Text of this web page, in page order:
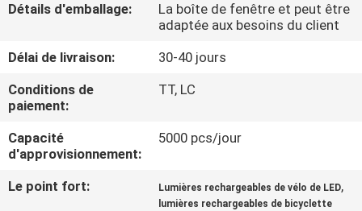
VISITE
DE
L'USINE
CONTRÔLE
DE
LA
Détails d'emballage:
La boîte de fenêtre et peut être
adaptée aux besoins du client
Délai de livraison:
30-40 jours
Conditions de
paiement:
TT, LC
Capacité
d'approvisionnement:
5000 pcs/jour
Le point fort: Lumières rechargeables de vélo de LED,
lumières rechargeables de bicyclette